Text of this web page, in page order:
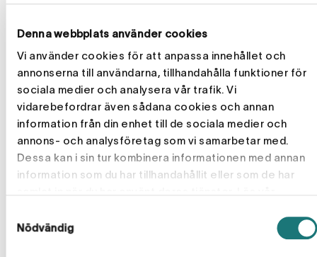
Denna webbplats använder cookies
Vi använder cookies för att anpassa innehållet och
annonserna till användarna, tillhandahålla funktioner för
sociala medier och analysera vår trafik. Vi
vidarebefordrar även sådana cookies och annan
information från din enhet till de sociala medier och
annons- och analysföretag som vi samarbetar med.
Dessa kan i sin tur kombinera informationen med annan
information som du har tillhandahållit eller som de har
Nödvändig